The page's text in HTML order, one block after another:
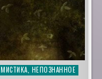
МИСТИКА, НЕПОЗНАННОЕ